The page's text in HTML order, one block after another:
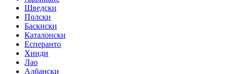
Шведски
Полски
Баскиски
Каталонски
Есперанто
Хинди
Лао
Албански